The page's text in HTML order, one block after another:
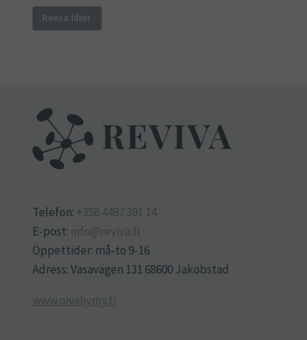
Rensa filter
Telefon: +358 4497 391 14
E-post: info@reviva.fi
Öppettider: må-to 9-16
Adress: Vasavägen 131 68600 Jakobstad
www.oivahymy.fi